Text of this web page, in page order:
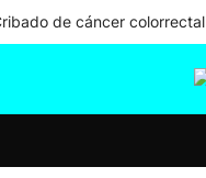
de cáncer colorrectal